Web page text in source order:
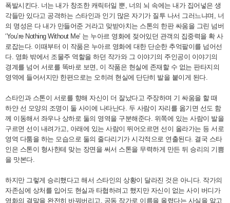
폭발시킨다. 너는 내가 창조한 캐릭터일 뿐, 너의 뇌 속에는 내가 집어넣은 생
각들만 있다고 공격하는 스타인과 인기 많은 자기가 질투 나서 그러느냐며, 너
의 명성은 다 내가 만들어준 거라고 맞받아치는 스톤의 한판 싸움을 그린 넘버
‘You’re Nothing Without Me’ 는 누아르 영화에 젖어있던 관객의 집중력을 확 사
로잡는다. 이때부터 이 작품은 누아르 영화에 대한 단순한 추억팔이를 넘어선
다. 영화 밖에서 조물주 역할을 하던 작가와 그 이야기의 주인공이 이야기의
경계를 넘어 서로를 똑바로 보면, 이 작품은 현실에 존재할 수 없는 판타지의
영역에 들어서지만 한편으로는 오히려 현실에 단단히 발을 붙이게 된다.
스타인과 스톤이 서로를 향해 자신이 더 잘났다고 주장하며 기 싸움을 할 때
하얀 선 모양의 조명이 둘 사이에 나타난다. 두 사람이 자리를 옮기면 선도 함
께 이동해서 좌우나 상하로 둘의 영역을 구분해준다. 위쪽에 있는 사람이 발을
구르면 선이 내려가고, 아래에 있는 사람이 뛰어오르면 선이 올라가는 등 서로
영역 다툼을 하는 모습으로 둘의 줄다리기가 시각적으로 연출된다. 결국 스타
인은 스톤이 형사한테 맞는 장면을 써서 스톤을 무력하게 만든 뒤 승리의 기쁨
을 맛본다.
하지만 그렇게 승리했다고 해서 스타인의 상황이 달라진 것은 아니다. 작가의
자존심에 상처를 입어도 현실과 타협하려고 했지만 자신이 없는 사이 버디가
영화의 결말을 완전히 바꿔버리고, 공동 작가로 이름을 올렸다는 사실을 알고